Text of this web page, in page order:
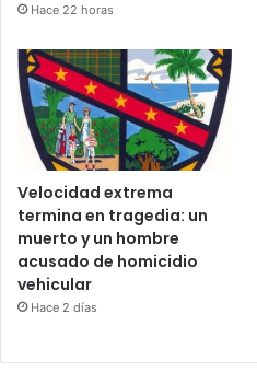
Hace 22 horas
Velocidad extrema
termina en tragedia: un
muerto y un hombre
acusado de homicidio
vehicular
Hace 2 días